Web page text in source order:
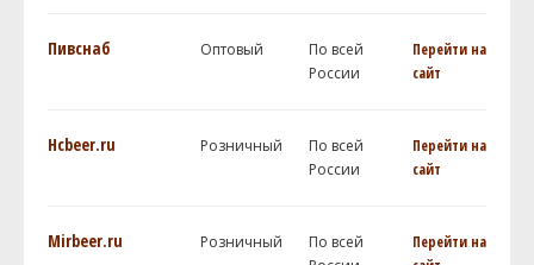
Пивснаб Оптовый
По всей
России
Перейти на
сайт
Hcbeer.ru Розничный
По всей
России
Перейти на
сайт
Mirbeer.ru Розничный
По всей
Перейти на